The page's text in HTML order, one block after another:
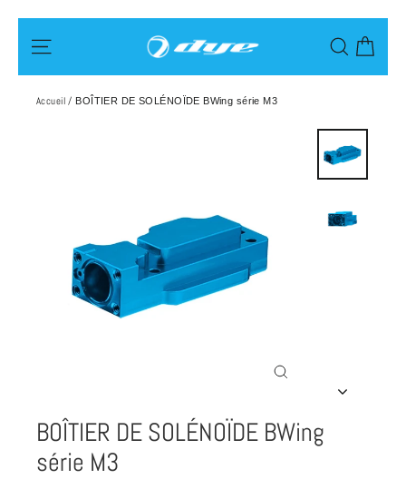
au
contenu
Accueil / BOÎTIER DE SOLÉNOÏDE BWing série M3
BOÎTIER DE SOLÉNOÏDE BWing
série M3